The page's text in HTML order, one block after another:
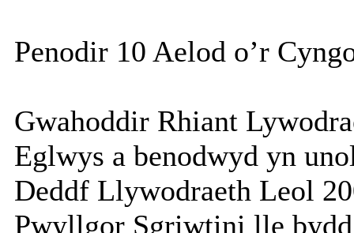
Penodir 10 Aelod o’r
Gwahoddir Rhiant
Eglwys a benodwyd yn
Deddf Llywodraeth Leol
Pwyllgor Sgriwtini lle bydd